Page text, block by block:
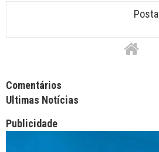
Facebook Comments
Comentários
Ultimas Notícias
Publicidade